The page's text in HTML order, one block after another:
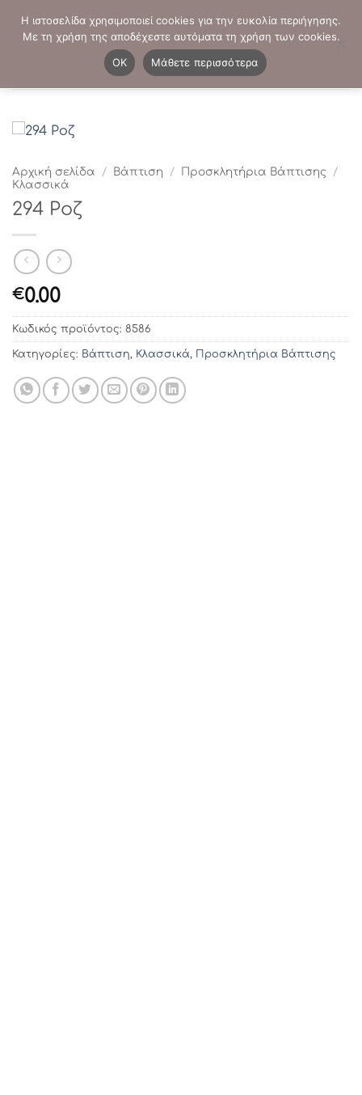
στο
ΤΗΛΕΦΩΝΙΚΕΣ ΠΑΡΑΓΓΕΛΙΕΣ: - 2103821941
Αρχική σελίδα / Βάπτιση / Προσκλητήρια Βάπτισης
/
Κλασσικά
294 Ροζ
€0.00
Κωδικός προϊόντος: 8586
Κατηγορίες: Βάπτιση, Κλασσικά, Προσκλητήρια Βάπτισης
Η ιστοσελίδα χρησιμοποιεί cookies για την ευκολία περιήγησης.
Με τη χρήση της αποδέχεστε αυτόματα τη χρήση των cookies.
OK
Μάθετε περισσότερα